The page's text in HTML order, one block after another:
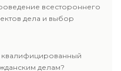
всестороннего
дела и выбор
делам?